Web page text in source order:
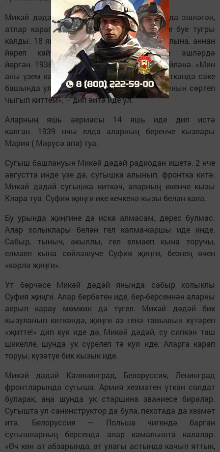
Микәй дәдәй Армиягә киткәнче үк колхозда эшләгән,
атлар караган. Шушы һөнәренә ул гомере буе тугры
калды. 18 яше тулгач, Армия сафларына алына, аннан
йөреп кайткач, урман кискән, атлы эшләрдә
йөргән. 1938нче елда яшь, чибәр Софьяга өйләнә. «Мин
аны үзем карап үстердем. Мин армиягә киткәндә сәке
башында ул әле курчак уйнап калды, борынын сөртеп
чыгып киттем», – дип әйтә иде ул.
Аларның яшь аермасы 14 яшь иде дип истә
калган. 1939 нчы елда аларның беренче кызлары
Мария ( Мәрүсә апа) туа.
Сугыш башлануын Микәй дәдәй радиодан ишетә. 2 нче
августта инде үзе дә, сугышка алынып, фронтка китә.
Микәй дәдәй сугышка киткәч, аларның икенче кызы
Клара туа. Суфия җиңги ике кечкенә кызы белән кала.
Бу урында җиңгине дә искә алмасам, дөрес булмас.
Алар холыклары белән гел капма-каршы иде инде.
Сабыр, тыныч, акыллы, гел елмаеп кына торучы,
елмаеп кына сөйләшүче Суфия җиңги, безнең өчен
«кәрлә җиңги».
Ут бөрчәсе Микәй дәдәй янында сабыр холыклы
Суфия җиңги. Алар бербөтен иде, бер-берсеннән аларны
аерып карау мөмкин дә түгел. Микәй дәдәй бик
кызуланып киткәндә, җиңги әз генә тавышын күтәреп
«җитте!» дип куя иде дә, Микәй дәдәй, су сипкән таш
шикелле, шунда ук сүрелеп тә куя иде. Аларга карап
торуы, күзәтүе бик кызык иде.
Микәй дәдәй Калининград, Белоруссия, Ленинград
фронтларында сугыша. Армия хезмәтен үткән солдат
буларак, аңа шунда ук старшина званиесе бирәләр.
Сугышта ул санинструктор да була, пехотада да хезмәт
итә. Белоруссия — Польша чигендә барган
сугышларның берсендә алар камалышта калалар.
«Өч көн ат абзарында, ат улагы астында качып яттык,